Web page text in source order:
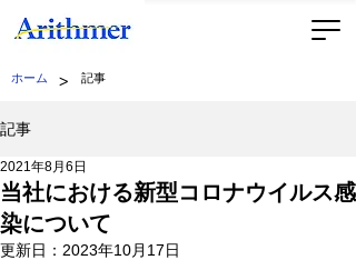
ホーム > 記事
記事
当社における新型コロナウイルス感
染について
2021年8月6日
更新日： 2023年10月17日